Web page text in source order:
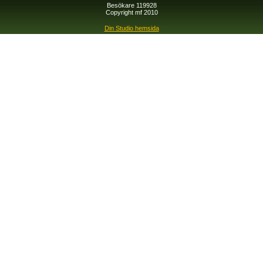
Besökare 119928
Copyright mf 2010
Din Studio hemsida